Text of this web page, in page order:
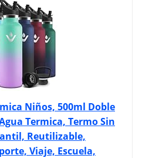
Niños, 500ml Doble
Termica, Termo Sin
Reutilizable,
Viaje, Escuela,